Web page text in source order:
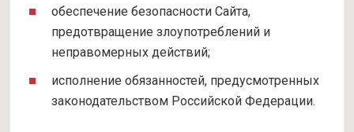
обеспечение безопасности Сайта,
предотвращение злоупотреблений и
неправомерных действий;
исполнение обязанностей, предусмотренных
законодательством Российской Федерации.